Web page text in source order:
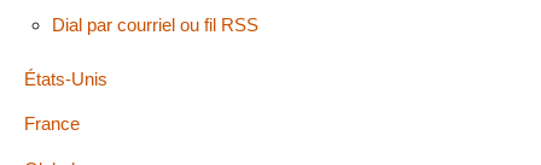
Dial par courriel ou fil RSS
États-Unis
France